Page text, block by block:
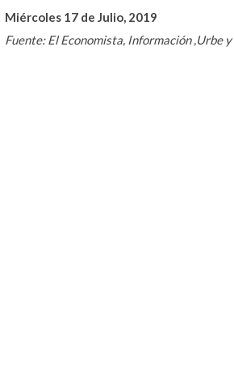
Miércoles 17 de Julio, 2019
Fuente: El Economista, Información ,Urbe